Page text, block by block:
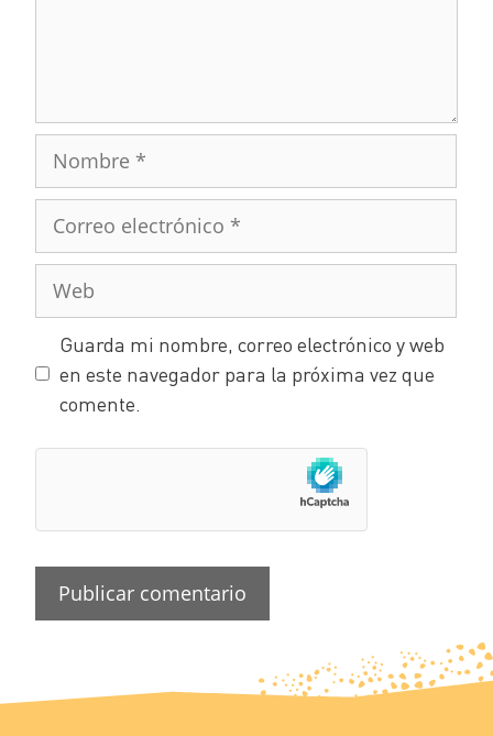
Guarda mi nombre, correo electrónico y web
en este navegador para la próxima vez que
comente.